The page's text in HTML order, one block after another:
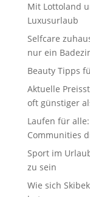
Mit Lottoland
Luxusurlaub
Selfcare
nur ein
Beauty Tipps
Aktuelle
oft günstiger
Laufen für
Communities
Sport im
zu sein
Wie sich